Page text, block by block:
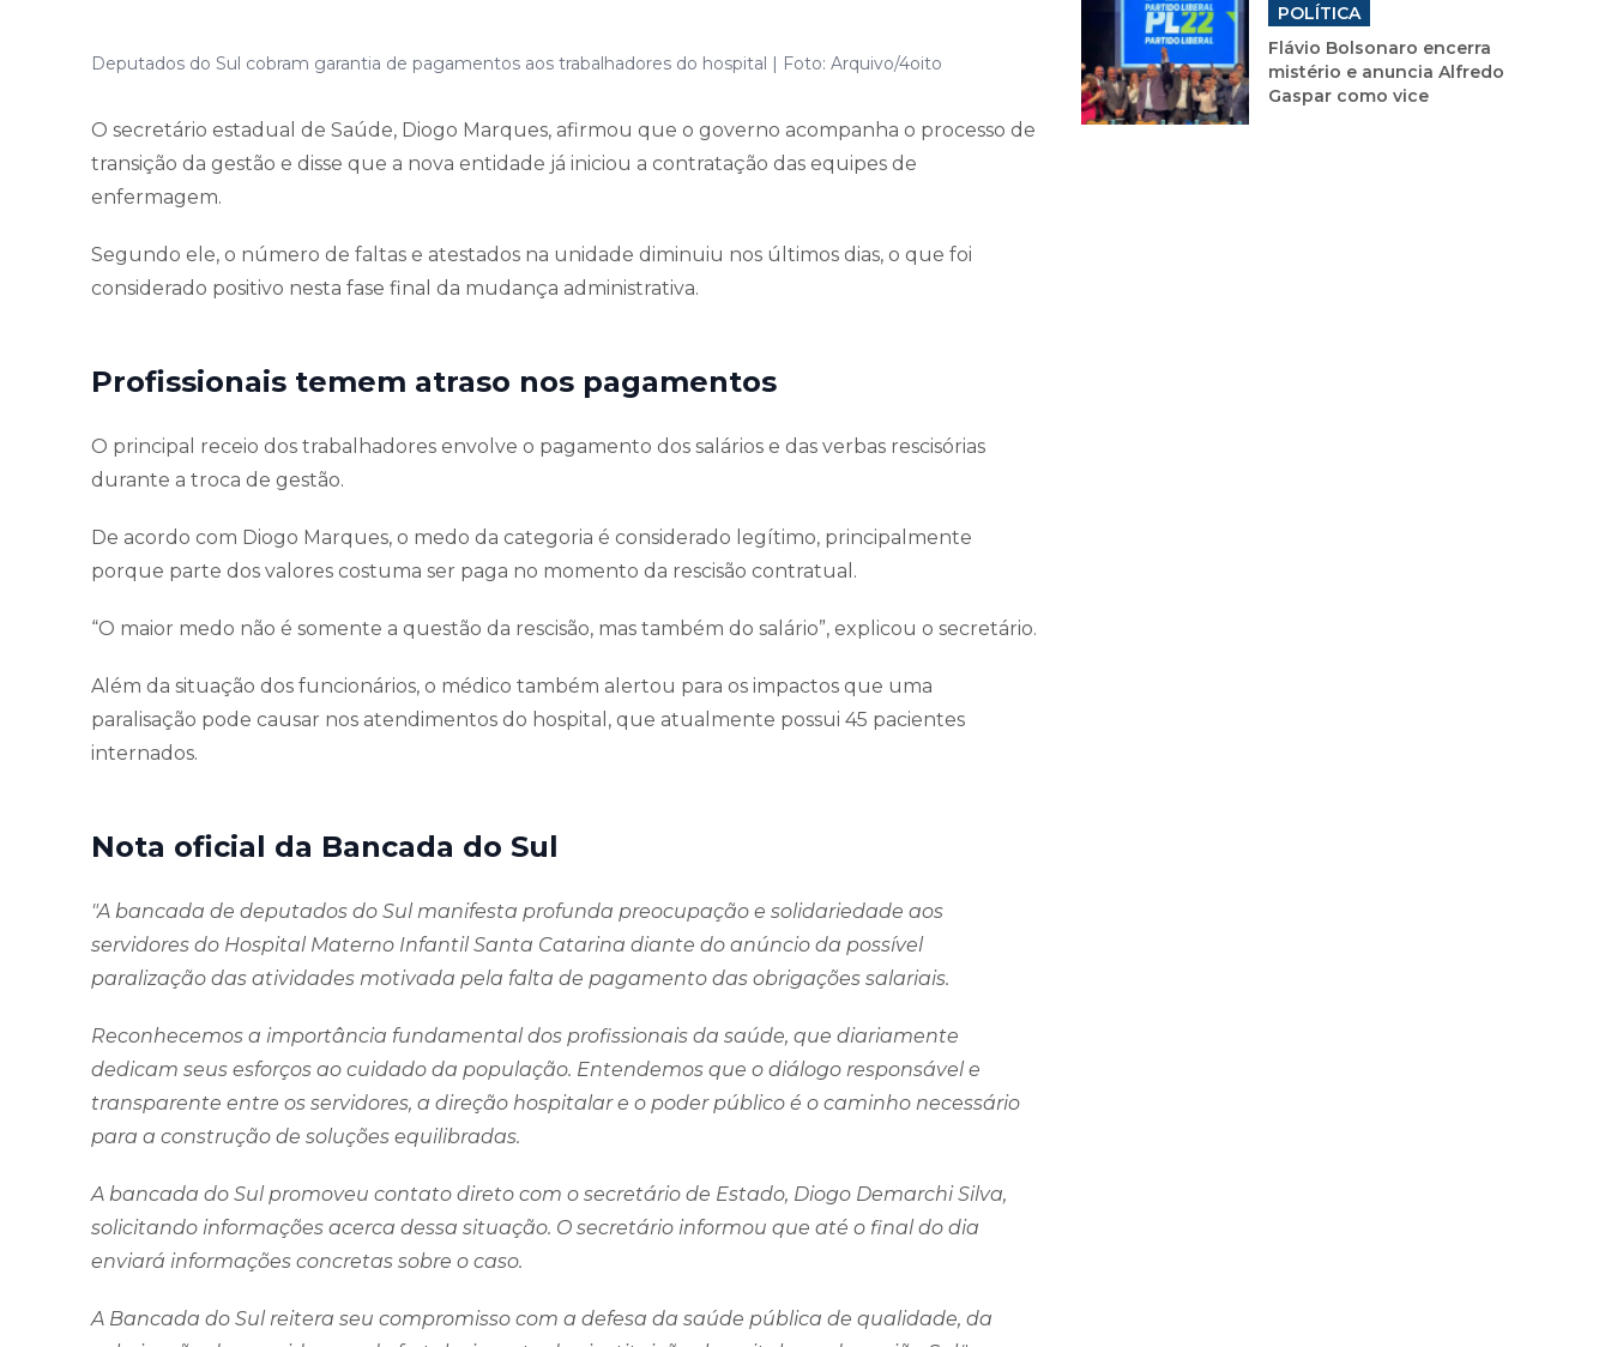
Deputados do Sul cobram garantia de pagamentos aos trabalhadores do hospital | Foto: Arquivo/4oito
O secretário estadual de Saúde, Diogo Marques, afirmou que o governo acompanha o processo de
transição da gestão e disse que a nova entidade já iniciou a contratação das equipes de
enfermagem.
Segundo ele, o número de faltas e atestados na unidade diminuiu nos últimos dias, o que foi
considerado positivo nesta fase final da mudança administrativa.
Profissionais temem atraso nos pagamentos
O principal receio dos trabalhadores envolve o pagamento dos salários e das verbas rescisórias
durante a troca de gestão.
De acordo com Diogo Marques, o medo da categoria é considerado legítimo, principalmente
porque parte dos valores costuma ser paga no momento da rescisão contratual.
“O maior medo não é somente a questão da rescisão, mas também do salário”, explicou o secretário.
Além da situação dos funcionários, o médico também alertou para os impactos que uma
paralisação pode causar nos atendimentos do hospital, que atualmente possui 45 pacientes
internados.
Nota oficial da Bancada do Sul
"A bancada de deputados do Sul manifesta profunda preocupação e solidariedade aos
servidores do Hospital Materno Infantil Santa Catarina diante do anúncio da possível
paralização das atividades motivada pela falta de pagamento das obrigações salariais.
Reconhecemos a importância fundamental dos profissionais da saúde, que diariamente
dedicam seus esforços ao cuidado da população. Entendemos que o diálogo responsável e
transparente entre os servidores, a direção hospitalar e o poder público é o caminho necessário
para a construção de soluções equilibradas.
A bancada do Sul promoveu contato direto com o secretário de Estado, Diogo Demarchi Silva,
solicitando informações acerca dessa situação. O secretário informou que até o final do dia
enviará informações concretas sobre o caso.
A Bancada do Sul reitera seu compromisso com a defesa da saúde pública de qualidade, da
POLÍTICA
Flávio Bolsonaro encerra
mistério e anuncia Alfredo
Gaspar como vice